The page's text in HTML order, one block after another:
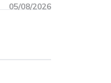
05/08/2026